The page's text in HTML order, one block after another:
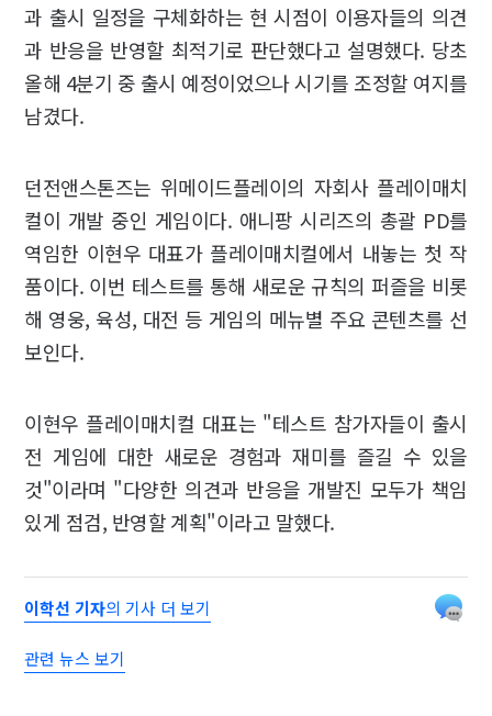
과 출시 일정을 구체화하는 현 시점이 이용자들의 의견
과 반응을 반영할 최적기로 판단했다고 설명했다. 당초
올해 4분기 중 출시 예정이었으나 시기를 조정할 여지를
남겼다.
던전앤스톤즈는 위메이드플레이의 자회사 플레이매치
컬이 개발 중인 게임이다. 애니팡 시리즈의 총괄 PD를
역임한 이현우 대표가 플레이매치컬에서 내놓는 첫 작
품이다. 이번 테스트를 통해 새로운 규칙의 퍼즐을 비롯
해 영웅, 육성, 대전 등 게임의 메뉴별 주요 콘텐츠를 선
보인다.
이현우 플레이매치컬 대표는 "테스트 참가자들이 출시
전 게임에 대한 새로운 경험과 재미를 즐길 수 있을
것"이라며 "다양한 의견과 반응을 개발진 모두가 책임
있게 점검, 반영할 계획"이라고 말했다.
이학선 기자의 기사 더 보기
관련 뉴스 보기